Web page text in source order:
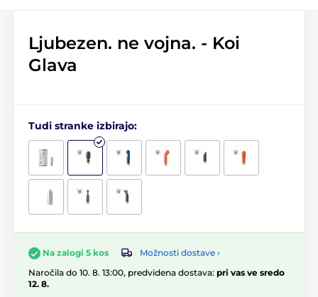
Ljubezen. ne vojna. - Koi
Glava
Tudi stranke izbirajo:
Na zalogi 5 kos
Možnosti dostave ›
Naročila do 10. 8. 13:00, predvidena dostava: pri vas ve sredo
12. 8.